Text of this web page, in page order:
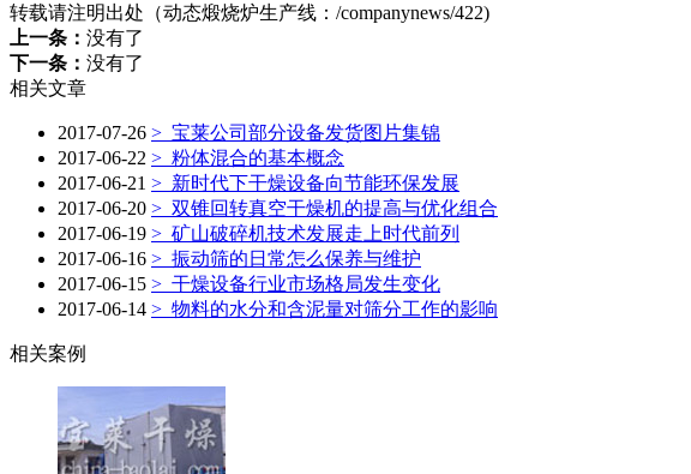
转载请注明出处（动态煅烧炉生产线： /companynews/422)
上一条： 没有了
下一条： 没有了
相关文章
2017-07-26 > 宝莱公司部分设备发货图片集锦
2017-06-22 > 粉体混合的基本概念
2017-06-21 > 新时代下干燥设备向节能环保发展
2017-06-20 > 双锥回转真空干燥机的提高与优化组合
2017-06-19 > 矿山破碎机技术发展走上时代前列
2017-06-16 > 振动筛的日常怎么保养与维护
2017-06-15 > 干燥设备行业市场格局发生变化
2017-06-14 > 物料的水分和含泥量对筛分工作的影响
相关案例